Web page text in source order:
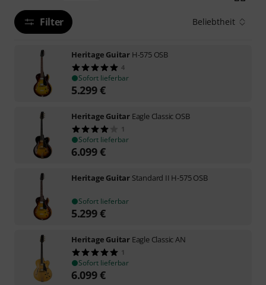
Filter Beliebtheit
Heritage Guitar H-575 OSB
4
Sofort lieferbar
5.299€
Heritage Guitar Eagle Classic OSB
1
Sofort lieferbar
6.099€
Heritage Guitar Standard II H-575 OSB
Sofort lieferbar
5.299€
Heritage Guitar Eagle Classic AN
1
Sofort lieferbar
6.099€